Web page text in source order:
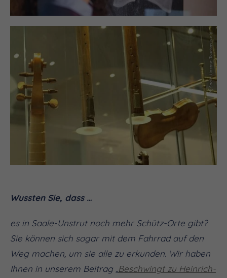
(c) Saale-Unstrut-Tourismus e.V.
Wussten Sie, dass …
es in Saale-Unstrut noch mehr Schütz-Orte gibt?
Sie können sich sogar mit dem Fahrrad auf den
Weg machen, um sie alle zu erkunden. Wir haben
Ihnen in unserem Beitrag „ Beschwingt zu Heinrich-